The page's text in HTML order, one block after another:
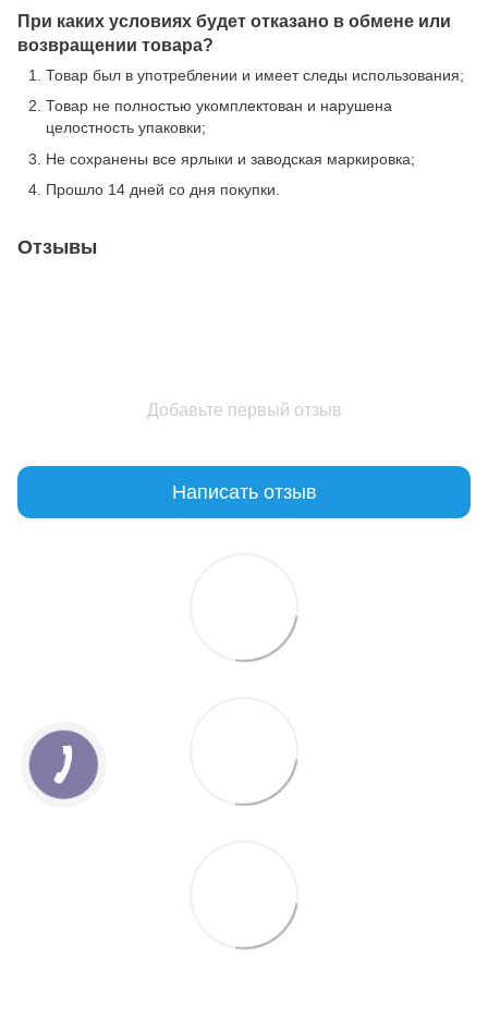
При каких условиях будет отказано в обмене или
возвращении товара?
Товар был в употреблении и имеет следы использования;
Товар не полностью укомплектован и нарушена
целостность упаковки;
Не сохранены все ярлыки и заводская маркировка;
Прошло 14 дней со дня покупки.
Отзывы
Добавьте первый отзыв
Написать отзыв